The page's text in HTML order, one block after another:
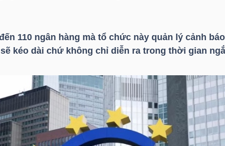
110 ngân hàng mà tổ chức này quản lý cảnh
kéo dài chứ không chỉ diễn ra trong thời gian